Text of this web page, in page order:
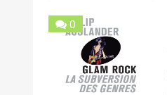
0